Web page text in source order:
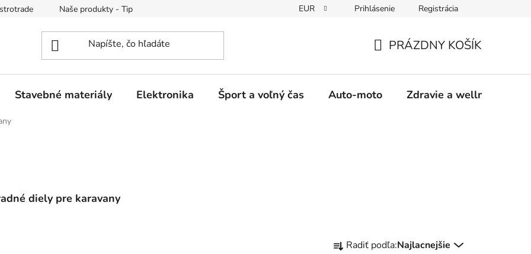
Naše produkty - Tipy a triky Moja objednávka
EUR Prihlásenie Registrácia
KOŠÍK
PRÁZDNY KOŠÍK
Stavebné materiály Elektronika Šport a voľný čas Auto-moto Zdravie a wellness
diely pre karavany
Radiť podľa:Najlacnejšie